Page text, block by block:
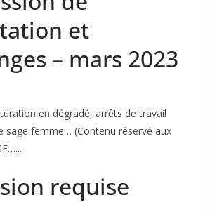
et
– mars 2023
en dégradé, arrêts de travail
sage femme… (Contenu réservé aux
requise